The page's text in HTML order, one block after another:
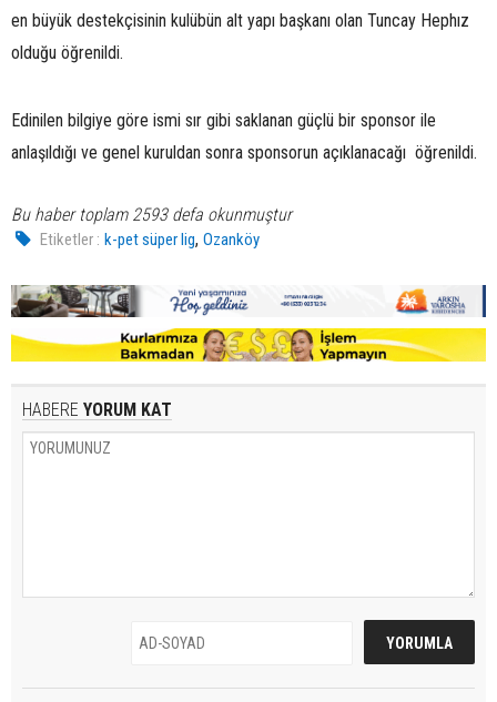
en büyük destekçisinin kulübün alt yapı başkanı olan Tuncay Hephız
olduğu öğrenildi.
Edinilen bilgiye göre ismi sır gibi saklanan güçlü bir sponsor ile
anlaşıldığı ve genel kuruldan sonra sponsorun açıklanacağı öğrenildi.
Bu haber toplam 2593 defa okunmuştur
Etiketler : k-pet süper lig,Ozanköy
HABERE YORUM KAT